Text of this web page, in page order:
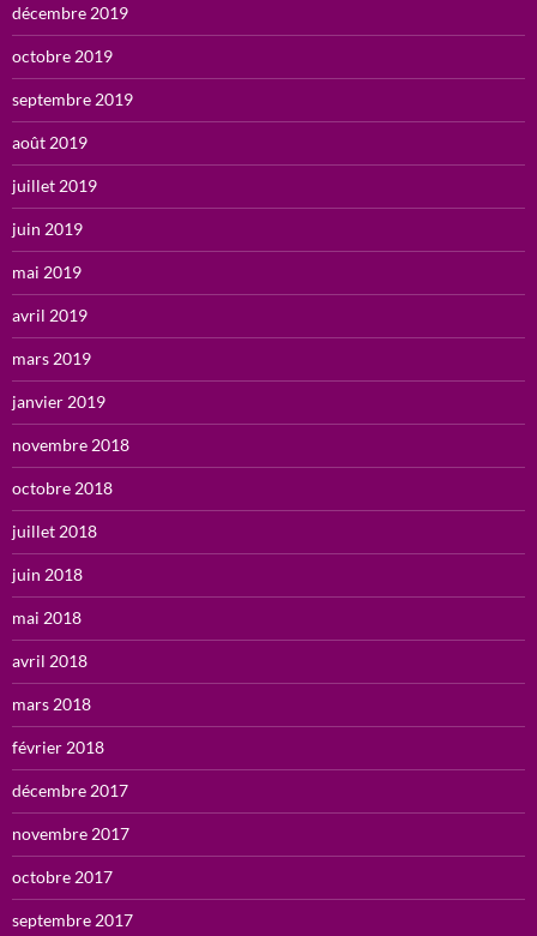
décembre 2019
octobre 2019
septembre 2019
août 2019
juillet 2019
juin 2019
mai 2019
avril 2019
mars 2019
janvier 2019
novembre 2018
octobre 2018
juillet 2018
juin 2018
mai 2018
avril 2018
mars 2018
février 2018
décembre 2017
novembre 2017
octobre 2017
septembre 2017